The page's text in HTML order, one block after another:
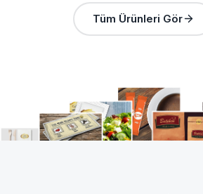
Tüm Ürünleri Gör